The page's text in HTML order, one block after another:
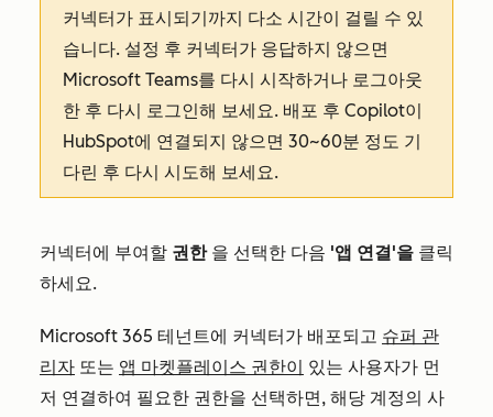
커넥터가 표시되기까지 다소 시간이 걸릴 수 있
습니다. 설정 후 커넥터가 응답하지 않으면
Microsoft Teams를 다시 시작하거나 로그아웃
한 후 다시 로그인해 보세요. 배포 후 Copilot이
HubSpot에 연결되지 않으면 30~60분 정도 기
다린 후 다시 시도해 보세요.
커넥터에 부여할 권한을 선택한 다음 '앱 연결'을 클릭
하세요.
Microsoft 365 테넌트에 커넥터가 배포되고 슈퍼 관
리자 또는 앱 마켓플레이스 권한이
있는 사용자가 먼
저 연결하여 필요한 권한을 선택하면, 해당 계정의 사